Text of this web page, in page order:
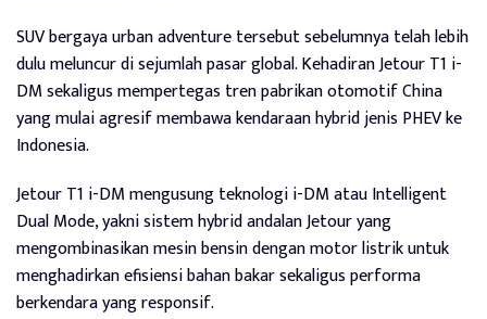
SUV bergaya urban adventure tersebut sebelumnya telah lebih
dulu meluncur di sejumlah pasar global. Kehadiran Jetour T1 i-
DM sekaligus mempertegas tren pabrikan otomotif China
yang mulai agresif membawa kendaraan hybrid jenis PHEV ke
Indonesia.
Jetour T1 i-DM mengusung teknologi i-DM atau Intelligent
Dual Mode, yakni sistem hybrid andalan Jetour yang
mengombinasikan mesin bensin dengan motor listrik untuk
menghadirkan efisiensi bahan bakar sekaligus performa
berkendara yang responsif.